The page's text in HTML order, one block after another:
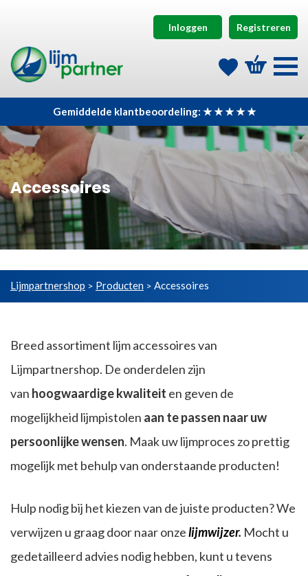
Inloggen Registreren
Gemiddelde klantbeoordeling: ★ ★ ★ ★ ★
Accessoires
Lijmpartnershop > Producten > Accessoires
Breed assortiment lijm accessoires van
Lijmpartnershop. De onderdelen zijn
van hoogwaardige kwaliteit en geven de
mogelijkheid lijmpistolen aan te passen naar uw
persoonlijke wensen. Maak uw lijmproces zo prettig
mogelijk met behulp van onderstaande producten!
Hulp nodig bij het kiezen van de juiste producten? We
verwijzen u graag door naar onzelijmwijzer. Mocht u
gedetailleerd advies nodig hebben, kunt u tevens